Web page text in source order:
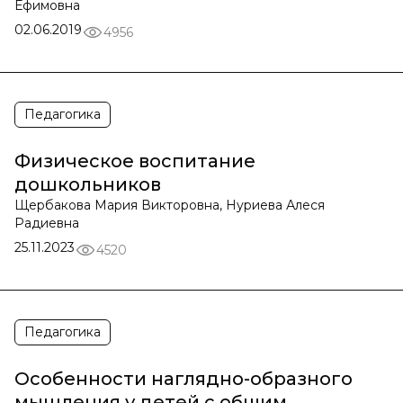
Ефимовна
02.06.2019
4956
Педагогика
Физическое воспитание
дошкольников
Щербакова Мария Викторовна, Нуриева Алеся
Радиевна
25.11.2023
4520
Педагогика
Особенности наглядно-образного